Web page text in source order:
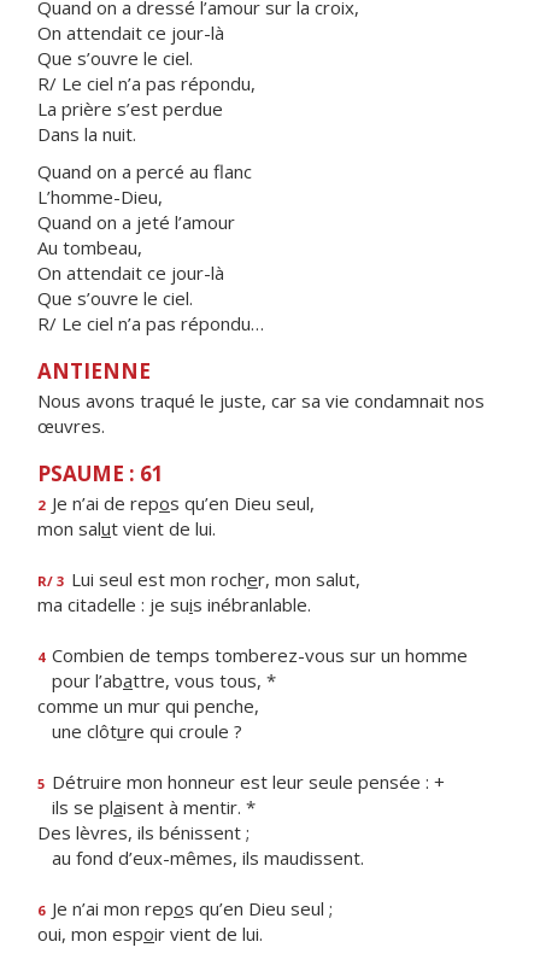
Quand on a dressé l’amour sur la croix,
On attendait ce jour-là
Que s’ouvre le ciel.
R/ Le ciel n’a pas répondu,
La prière s’est perdue
Dans la nuit.
Quand on a percé au flanc
L’homme-Dieu,
Quand on a jeté l’amour
Au tombeau,
On attendait ce jour-là
Que s’ouvre le ciel.
R/ Le ciel n’a pas répondu…
ANTIENNE
Nous avons traqué le juste, car sa vie condamnait nos
œuvres.
PSAUME : 61
2 Je n’ai de repos qu’en Dieu seul,
mon salut vient de lui.
R/ 3 Lui seul est mon rocher, mon salut,
ma citadelle : je suis inébranlable.
4 Combien de temps tomberez-vous sur un homme
pour l’abattre, vous tous, *
comme un mur qui penche,
une clôture qui croule ?
5 Détruire mon honneur est leur seule pensée : +
ils se plaisent à mentir. *
Des lèvres, ils bénissent ;
au fond d’eux-mêmes, ils maudissent.
6 Je n’ai mon repos qu’en Dieu seul ;
oui, mon espoir vient de lui.